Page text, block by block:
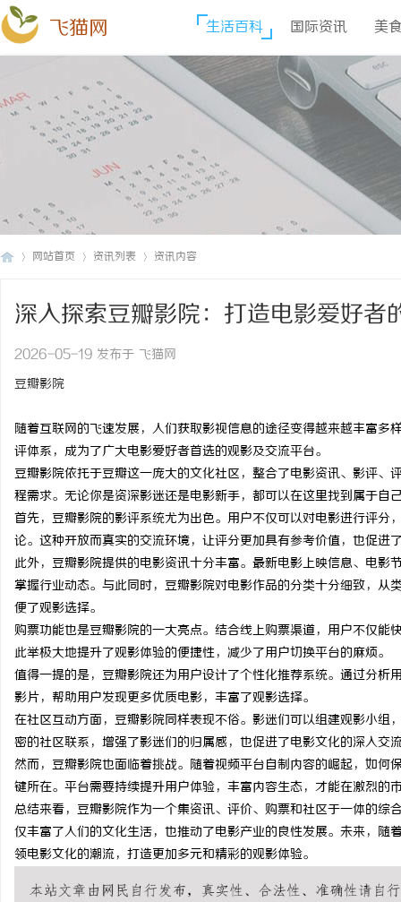
飞猫网 生活百科 国际资讯 美
网站首页 资讯列表 资讯内容
深入探索豆瓣影院：打造电影爱好者
2026-05-19 发布于 飞猫网
豆瓣影院
随着互联网的飞速发展，人们获取影视信息的途径变得越来越丰富
评体系，成为了广大电影爱好者首选的观影及交流平台。
豆瓣影院依托于豆瓣这一庞大的文化社区，整合了电影资讯、影评
程需求。无论你是资深影迷还是电影新手，都可以在这里找到属于自
首先，豆瓣影院的影评系统尤为出色。用户不仅可以对电影进行评
论。这种开放而真实的交流环境，让评分更加具有参考价值，也促进
此外，豆瓣影院提供的电影资讯十分丰富。最新电影上映信息、电
掌握行业动态。与此同时，豆瓣影院对电影作品的分类十分细致，
便了观影选择。
购票功能也是豆瓣影院的一大亮点。结合线上购票渠道，用户不仅
此举极大地提升了观影体验的便捷性，减少了用户切换平台的麻烦。
值得一提的是，豆瓣影院还为用户设计了个性化推荐系统。通过分
影片，帮助用户发现更多优质电影，丰富了观影选择。
在社区互动方面，豆瓣影院同样表现不俗。影迷们可以组建观影小
密的社区联系，增强了影迷们的归属感，也促进了电影文化的深入交
然而，豆瓣影院也面临着挑战。随着视频平台自制内容的崛起，如
键所在。平台需要持续提升用户体验，丰富内容生态，才能在激烈的
总结来看，豆瓣影院作为一个集资讯、评价、购票和社区于一体的
仅丰富了人们的文化生活，也推动了电影产业的良性发展。未来，
领电影文化的潮流，打造更加多元和精彩的观影体验。
武汉配眼镜 上海配眼镜